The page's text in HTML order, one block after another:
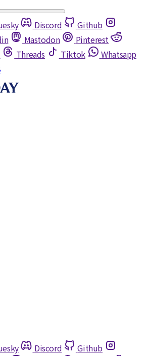
Discord
Github
Mastodon
Pinterest
Threads Tiktok
Whatsapp
Discord
Github